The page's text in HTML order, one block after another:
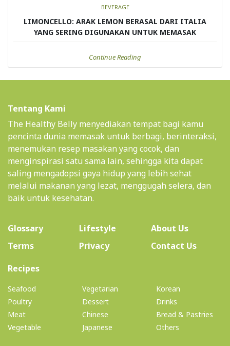
BEVERAGE
LIMONCELLO: ARAK LEMON BERASAL DARI ITALIA
YANG SERING DIGUNAKAN UNTUK MEMASAK
Continue Reading
Tentang Kami
The Healthy Belly menyediakan tempat bagi kamu
pencinta dunia memasak untuk berbagi, berinteraksi,
menemukan resep masakan yang cocok, dan
menginspirasi satu sama lain, sehingga kita dapat
saling mengadopsi gaya hidup yang lebih sehat
melalui makanan yang lezat, menggugah selera, dan
baik untuk kesehatan.
Glossary Lifestyle About Us(current)
Terms
Privacy
Contact Us
Recipes(current)
Seafood
Poultry
Meat
Vegetable
Vegetarian
Dessert
Chinese
Japanese
Korean
Drinks
Bread & Pastries
Others